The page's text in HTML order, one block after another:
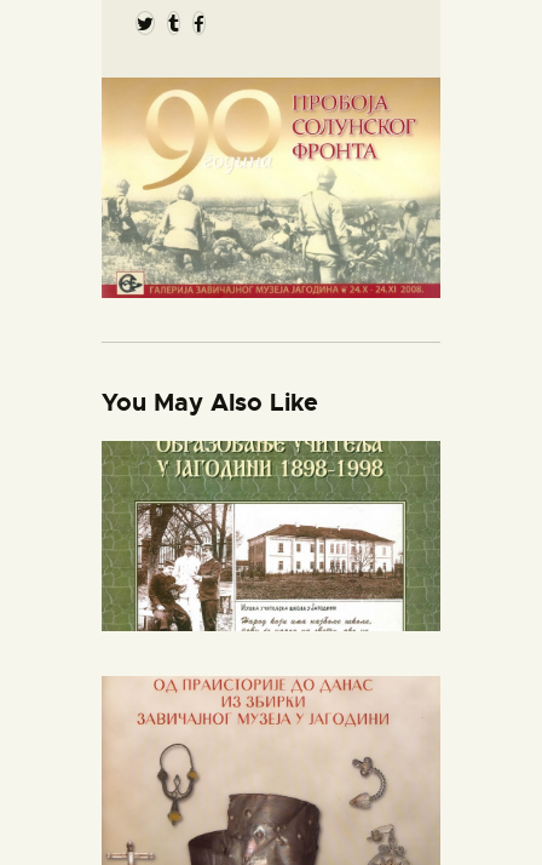
You May Also Like